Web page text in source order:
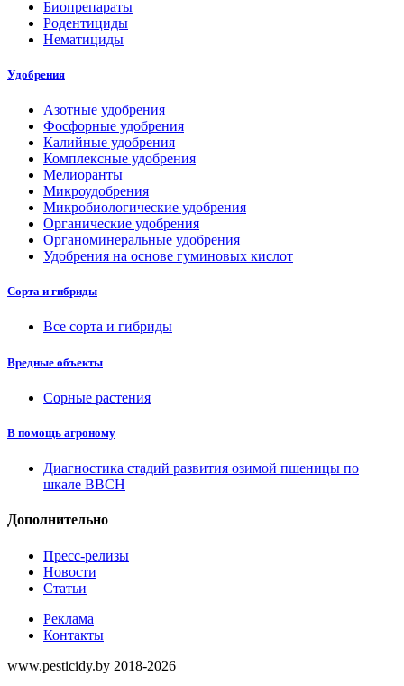
Биопрепараты
Родентициды
Нематициды
Удобрения
Азотные удобрения
Фосфорные удобрения
Калийные удобрения
Комплексные удобрения
Мелиоранты
Микроудобрения
Микробиологические удобрения
Органические удобрения
Органоминеральные удобрения
Удобрения на основе гуминовых кислот
Сорта и гибриды
Все сорта и гибриды
Вредные объекты
Сорные растения
В помощь агроному
Диагностика стадий развития озимой пшеницы по
шкале ВВСН
Дополнительно
Пресс-релизы
Новости
Статьи
Реклама
Контакты
www.pesticidy.by 2018-2026